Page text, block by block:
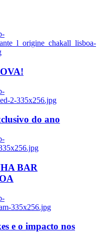
2-335x256.jpg
do ano
BAR
335x256.jpg
e o impacto nos